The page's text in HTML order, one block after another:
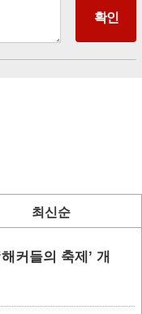
최신순
커들의 축제’ 개